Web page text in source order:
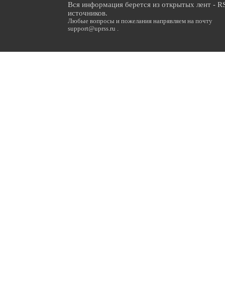
Вся информация берется из открытых лент -
источников.
Любые вопросы и пожелания напрявляем на почту
support@uprss.ru .